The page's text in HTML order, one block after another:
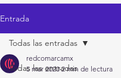
Entrada
Todas las entradas
Todas las entradas
redcomarcamx
5 mar 2020 2 min de lectura